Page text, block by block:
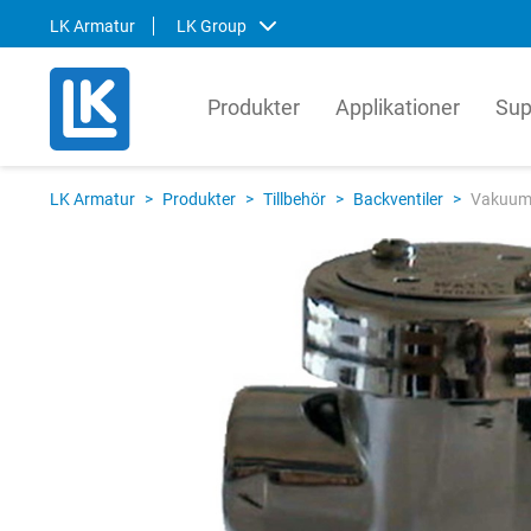
LK Armatur LK Group
LK Armatur
LK Armatur är en ledande ventil- och
systemtillverkare i Europa med en årlig
produktion av miljontals ventiler för den
globala VVS-marknaden. Våra lösningar
baseras på en helhetssyn om hur ventiler,
prefabricerade produkter fungerar ihop.
LK
även
Produkter Applikationer
LK Armatur > Produkter > Tillbehör > Backventiler >